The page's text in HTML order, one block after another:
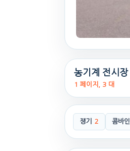
농기계 전시장
1 페이지, 3 대
쟁기 2 콤바인